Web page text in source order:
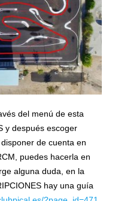
del menú de esta
y después escoger
de cuenta en
puedes hacerla en
alguna duda, en la
hay una guía